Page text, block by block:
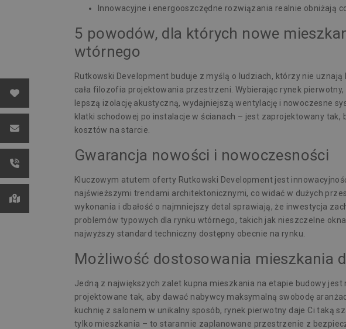
Innowacyjne i energooszczędne rozwiązania realnie obniżają
5 powodów, dla których nowe
wtórnego
Rutkowski Development buduje z myślą o ludziach, którzy nie
cała filozofia projektowania przestrzeni. Wybierając rynek
lepszą izolację akustyczną, wydajniejszą wentylację i nowoczesne
klatki schodowej po instalacje w ścianach – jest zaprojektowany tak,
kosztów na starcie.
Gwarancja nowości i nowoczesności
Kluczowym atutem oferty Rutkowski Development jest
najświeższymi trendami architektonicznymi, co widać w dużych
wykonania i dbałość o najmniejszy detal sprawiają, że inwestycja
problemów typowych dla rynku wtórnego, takich jak nieszczelne
najwyższy standard techniczny dostępny obecnie na rynku.
Możliwość dostosowania mieszkania
Jedną z największych zalet kupna mieszkania na etapie budowy jest
projektowane tak, aby dawać nabywcy maksymalną swobodę
kuchnię z salonem w unikalny sposób, rynek pierwotny daje Ci taką
tylko mieszkania – to starannie zaplanowane przestrzenie z